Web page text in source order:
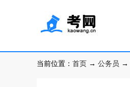
当前位置： 首页 → 公务员 →